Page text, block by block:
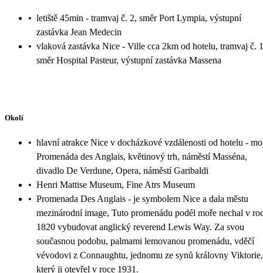
• letiště 45min - tramvaj č. 2, směr Port Lympia, výstupní
zastávka Jean Medecin
• vlaková zastávka Nice - Ville cca 2km od hotelu, tramvaj č.
směr Hospital Pasteur, výstupní zastávka Massena
Okolí
• hlavní atrakce Nice v docházkové vzdálenosti od hotelu -
Promenáda des Anglais, květinový trh, náměstí Masséna,
divadlo De Verdune, Opera, náměstí Garibaldi
• Henri Mattise Museum, Fine Atrs Museum
• Promenada Des Anglais - je symbolem Nice a dala městu
mezinárodní image, Tuto promenádu podél moře nechal v
1820 vybudovat anglický reverend Lewis Way. Za svou
současnou podobu, palmami lemovanou promenádu, vděčí
vévodovi z Connaughtu, jednomu ze synů královny Viktorie,
který ji otevřel v roce 1931.